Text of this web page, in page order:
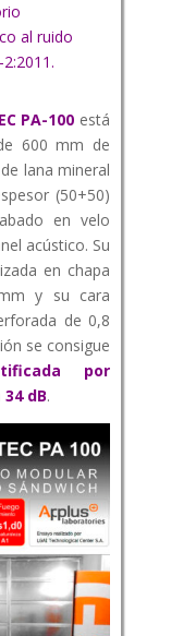
al ruido
PA-100 está
600 mm de
lana mineral
(50+50)
en velo
acústico. Su
en chapa
y su cara
de 0,8
se consigue
por
34 dB.